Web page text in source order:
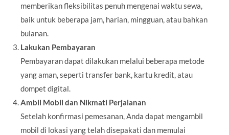
memberikan fleksibilitas penuh mengenai waktu sewa,
baik untuk beberapa jam, harian, mingguan, atau bahkan
bulanan.
Lakukan Pembayaran
Pembayaran dapat dilakukan melalui beberapa metode
yang aman, seperti transfer bank, kartu kredit, atau
dompet digital.
Ambil Mobil dan Nikmati Perjalanan
Setelah konfirmasi pemesanan, Anda dapat mengambil
mobil di lokasi yang telah disepakati dan memulai